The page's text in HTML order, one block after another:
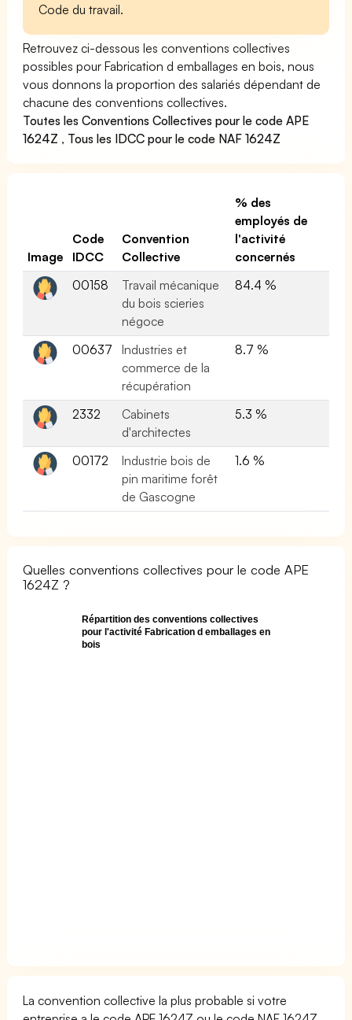
Code du travail.
Retrouvez ci-dessous les conventions collectives
possibles pour Fabrication d emballages en bois, nous
vous donnons la proportion des salariés dépendant de
chacune des conventions collectives.
Toutes les Conventions Collectives pour le code APE
1624Z , Tous les IDCC pour le code NAF 1624Z
Image
Code
IDCC
Convention
Collective
% des
employés de
l'activité
concernés
00158
Travail mécanique
du bois scieries
négoce
84.4 %
00637
Industries et
commerce de la
récupération
8.7 %
2332
Cabinets
d'architectes
5.3 %
00172
Industrie bois de
pin maritime forêt
de Gascogne
1.6 %
Quelles conventions collectives pour le code APE
1624Z ?
Répartition des conventions collectives
pour l'activité Fabrication d emballages en
bois
La convention collective la plus probable si votre